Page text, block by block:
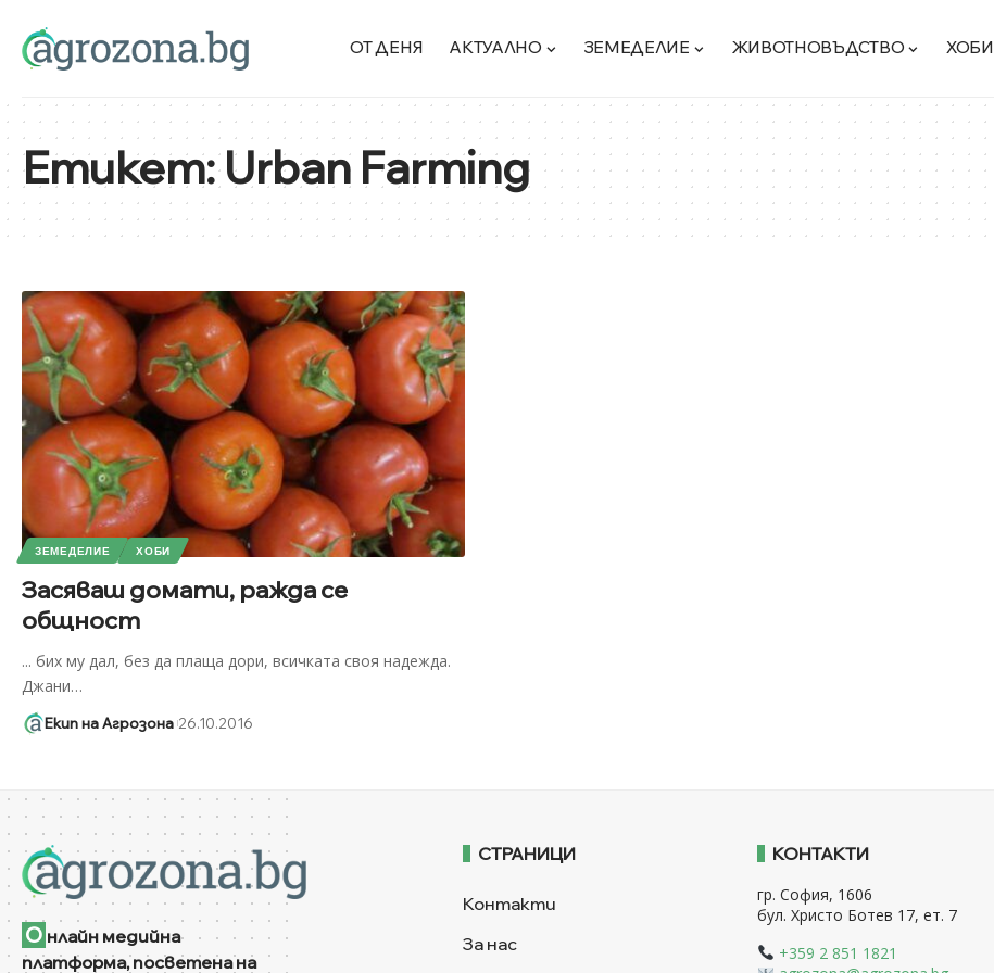
ОТ ДЕНЯ АКТУАЛНО ЗЕМЕДЕЛИЕ ЖИВОТНОВЪДСТВО ХОБИ
Етикет:Urban Farming
ЗЕМЕДЕЛИЕ ХОБИ
Засяваш домати, ражда се
общност
... бих му дал, без да плаща дори, всичката своя надежда.
Джани…
Екип на Агрозона 26.10.2016
О нлайн медийна
платформа, посветена на
СТРАНИЦИ
Контакти
За нас
КОНТАКТИ
гр. София, 1606
бул. Христо Ботев 17, ет. 7
+359 2 851 1821